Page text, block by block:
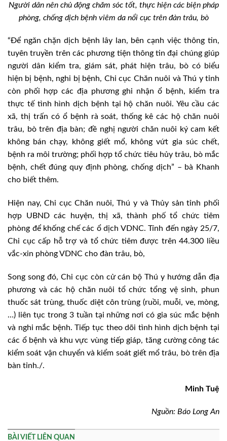
Người dân nên chủ động chăm sóc tốt, thực hiện các biện pháp
phòng, chống dịch bệnh viêm da nổi cục trên đàn trâu, bò
“Ðể ngăn chặn dịch bệnh lây lan, bên cạnh việc thông tin,
tuyên truyền trên các phương tiện thông tin đại chúng giúp
người dân kiểm tra, giám sát, phát hiện trâu, bò có biểu
hiện bị bệnh, nghi bị bệnh, Chi cục Chăn nuôi và Thú y tỉnh
còn phối hợp các địa phương ghi nhận ổ bệnh, kiểm tra
thực tế tình hình dịch bệnh tại hộ chăn nuôi. Yêu cầu các
xã, thị trấn có ổ bệnh rà soát, thống kê các hộ chăn nuôi
trâu, bò trên địa bàn; đề nghị người chăn nuôi ký cam kết
không bán chạy, không giết mổ, không vứt gia súc chết,
bệnh ra môi trường; phối hợp tổ chức tiêu hủy trâu, bò mắc
bệnh, chết đúng quy định phòng, chống dịch” – bà Khanh
cho biết thêm.
Hiện nay, Chi cục Chăn nuôi, Thú y và Thủy sản tỉnh phối
hợp UBND các huyện, thị xã, thành phố tổ chức tiêm
phòng để khống chế các ổ dịch VDNC. Tính đến ngày 25/7,
Chi cục cấp hỗ trợ và tổ chức tiêm được trên 44.300 liều
vắc-xin phòng VDNC cho đàn trâu, bò,
Song song đó, Chi cục còn cử cán bộ Thú y hướng dẫn địa
phương và các hộ chăn nuôi tổ chức tổng vệ sinh, phun
thuốc sát trùng, thuốc diệt côn trùng (ruồi, muỗi, ve, mòng,
…) liên tục trong 3 tuần tại những nơi có gia súc mắc bệnh
và nghi mắc bệnh. Tiếp tục theo dõi tình hình dịch bệnh tại
các ổ bệnh và khu vực vùng tiếp giáp, tăng cường công tác
kiểm soát vận chuyển và kiểm soát giết mổ trâu, bò trên địa
bàn tỉnh./.
Minh Tuệ
Nguồn: Báo Long An
BÀI VIẾT LIÊN QUAN